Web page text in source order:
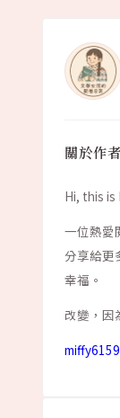
關於作者
Hi, this is
一位熱愛
分享給更
幸福。
改變，因